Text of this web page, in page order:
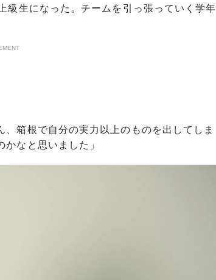
生になった。チームを引っ張っていく学年
、箱根で自分の実力以上のものを出してしま
なと思いました」